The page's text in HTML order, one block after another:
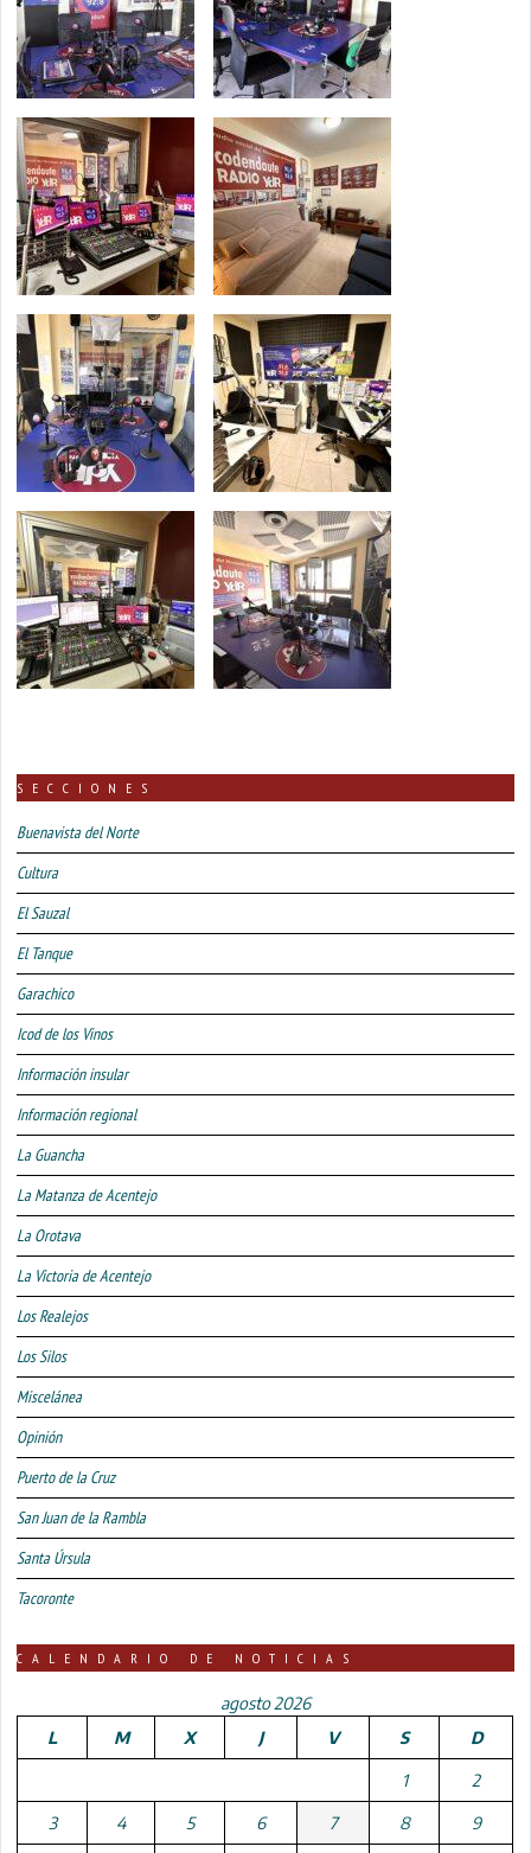
SECCIONES
Buenavista del Norte
Cultura
El Sauzal
El Tanque
Garachico
Icod de los Vinos
Información insular
Información regional
La Guancha
La Matanza de Acentejo
La Orotava
La Victoria de Acentejo
Los Realejos
Los Silos
Miscelánea
Opinión
Puerto de la Cruz
San Juan de la Rambla
Santa Úrsula
Tacoronte
CALENDARIO DE NOTICIAS
agosto 2026
L
M X J V S D
1 2
3 4 5 6 7 8 9